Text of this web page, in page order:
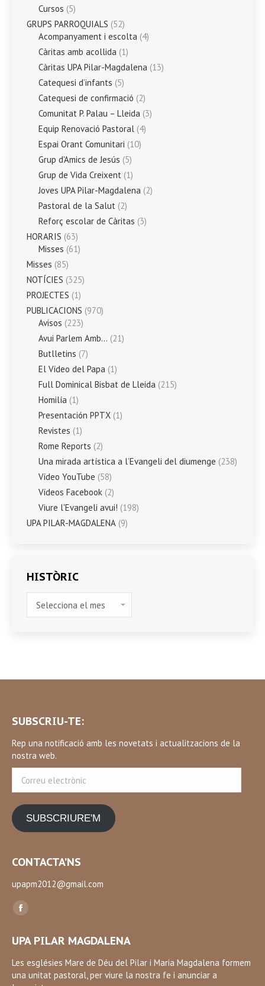
Cursos (5)
GRUPS PARROQUIALS (52)
Acompanyament i escolta (4)
Càritas amb acollida (1)
Càritas UPA Pilar-Magdalena (13)
Catequesi d’infants (5)
Catequesi de confirmació (2)
Comunitat P. Palau – Lleida (3)
Equip Renovació Pastoral (4)
Espai Orant Comunitari (10)
Grup d'Amics de Jesús (5)
Grup de Vida Creixent (1)
Joves UPA Pilar-Magdalena (2)
Pastoral de la Salut (2)
Reforç escolar de Càritas (3)
HORARIS (63)
Misses (61)
Misses (85)
NOTÍCIES (325)
PROJECTES (1)
PUBLICACIONS (970)
Avisos (223)
Avui Parlem Amb… (21)
Butlletins (7)
El Vídeo del Papa (1)
Full Dominical Bisbat de Lleida (215)
Homilía (1)
Presentación PPTX (1)
Revistes (1)
Rome Reports (2)
Una mirada artística a l’Evangeli del diumenge (238)
Vídeo YouTube (58)
Vídeos Facebook (2)
Viure l'Evangeli avui! (198)
UPA PILAR-MAGDALENA (9)
HISTÒRIC
SUBSCRIU-TE:
Rep una notificació amb les novetats i actualitzacions de la
nostra web.
electrònic
SUBSCRIURE'M
CONTACTA’NS
upapm2012@gmail.com
Find us on:
Facebook
opens
in
new
UPA PILAR MAGDALENA
Les esglésies Mare de Déu del Pilar i Maria Magdalena formem
una unitat pastoral, per viure la nostra fe i anunciar a